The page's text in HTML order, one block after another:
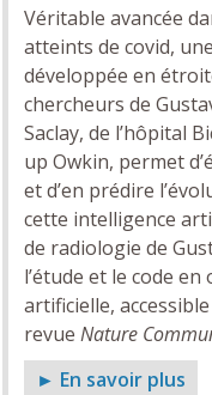
Véritable avancée
atteints de covid,
développée en
chercheurs de
Saclay, de l’hôpital
up Owkin, permet
et d’en prédire
cette intelligence
de radiologie de
l’étude et le code
artificielle,
revue Nature
► En savoir plus